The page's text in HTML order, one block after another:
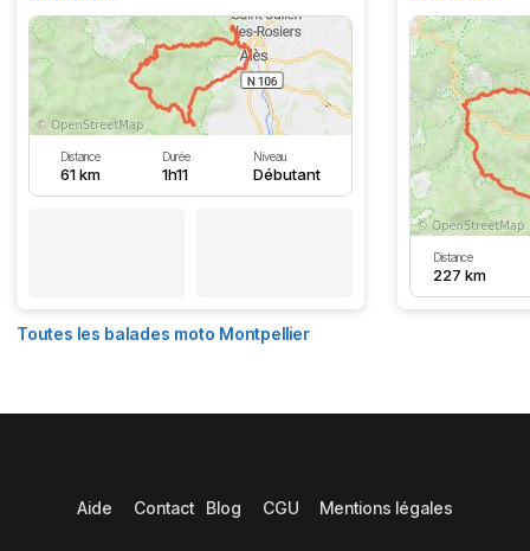
Distance
61 km
Durée
1h11
Niveau
Débutant
Distance
227 km
Toutes les balades moto Montpellier
Aide Contact Blog CGU Mentions légales